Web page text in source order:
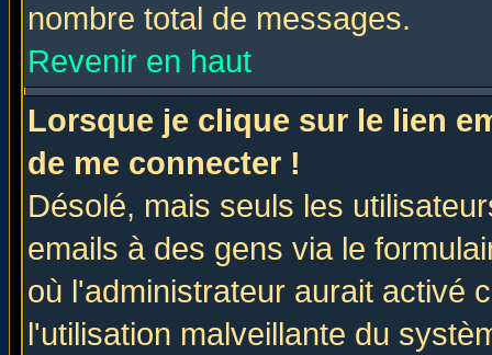
nombre total de messages.
Revenir en haut
Lorsque je clique sur le lien
de me connecter !
Désolé, mais seuls les
emails à des gens via le
où l'administrateur aurait activé
l'utilisation malveillante du